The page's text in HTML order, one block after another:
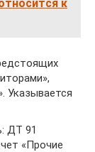
к
Указывается
ДТ 91
«Прочие